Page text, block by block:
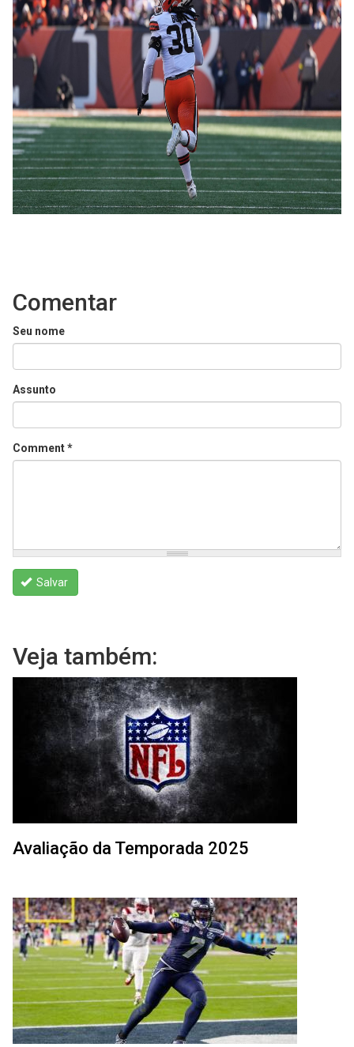
Comentar
Seu nome
Assunto
Comment*
Salvar
Veja também:
Avaliação da Temporada 2025